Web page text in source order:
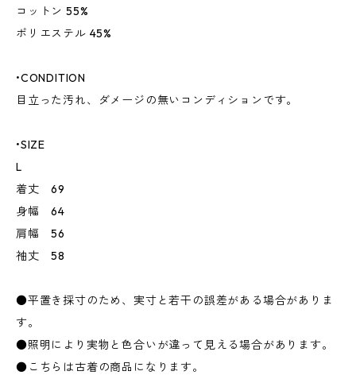
コットン 55%
ポリエステル 45%
•CONDITION
目立った汚れ、ダメージの無いコンディションです。
•SIZE
L
着丈 69
身幅 64
肩幅 56
袖丈 58
●平置き採寸のため、実寸と若干の誤差がある場合がありま
す。
●照明により実物と色合いが違って見える場合があります。
●こちらは古着の商品になります。